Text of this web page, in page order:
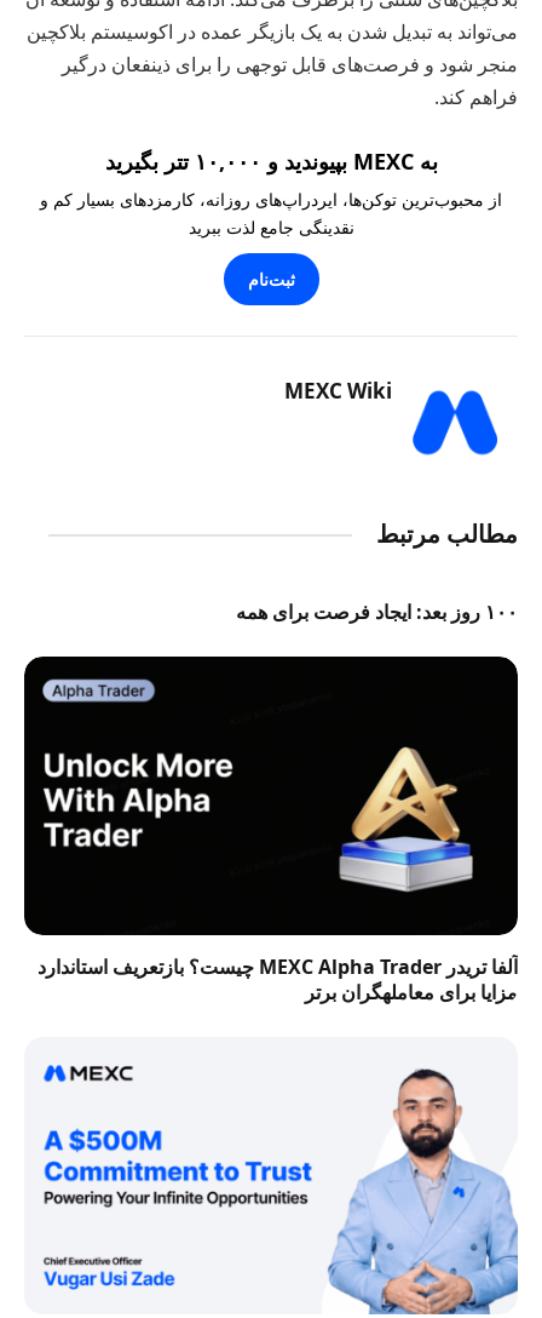
می‌تواند به تبدیل شدن به یک بازیگر عمده در اکوسیستم بلاکچین
منجر شود و فرصت‌های قابل توجهی را برای ذینفعان درگیر
فراهم کند.
به MEXC بپیوندید و ۱۰,۰۰۰ تتر بگیرید
از محبوب‌ترین توکن‌ها، ایردراپ‌های روزانه، کارمزدهای بسیار کم و
نقدینگی جامع لذت ببرید
ثبت‌نام
MEXC Wiki
مطالب مرتبط
۱۰۰ روز بعد: ایجاد فرصت برای همه
آلفا تریدر MEXC Alpha Trader چیست؟ بازتعریف استاندارد
مزایا برای معاملهگران برتر